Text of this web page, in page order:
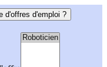
d'offres d'emploi ?